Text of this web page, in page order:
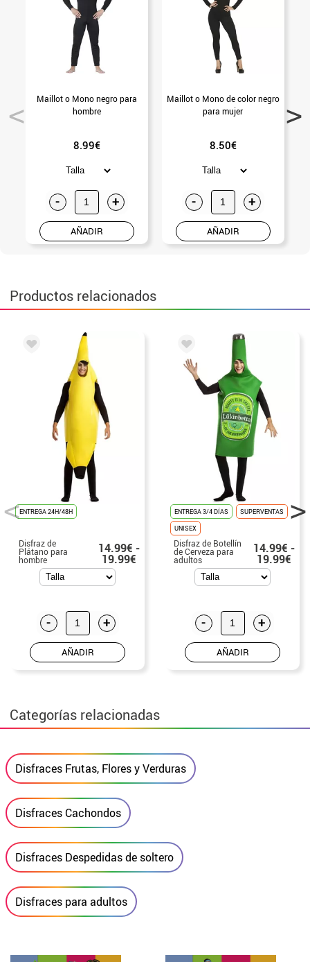
Maillot o Mono negro para
hombre
8.99€
- +
AÑADIR
Maillot o Mono de color negro
para mujer
8.50€
- +
AÑADIR
Productos relacionados
ENTREGA 24H/48H
Disfraz de
Plátano para
hombre
14.99€ -
19.99€
- +
AÑADIR
ENTREGA 3/4 DÍAS
SUPERVENTAS
UNISEX
Disfraz de Botellín
de Cerveza para
adultos
14.99€ -
19.99€
- +
AÑADIR
Categorías relacionadas
Disfraces Frutas, Flores y Verduras
Disfraces Cachondos
Disfraces Despedidas de soltero
Disfraces para adultos